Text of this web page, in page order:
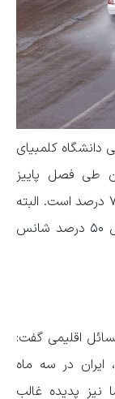
کلمبیای
۳ ماه آتی، ایران طی فصل پاییز
پذیرای بارش فراتر از نرمال با احتمال بالای ۷۰ درصد است. البته
مناطق جنوب و جنوب شرق کشور با احتمال ۵۰ درصد شانس
اقلیمی گفت:
در سه ماه
نیز پدیده غالب